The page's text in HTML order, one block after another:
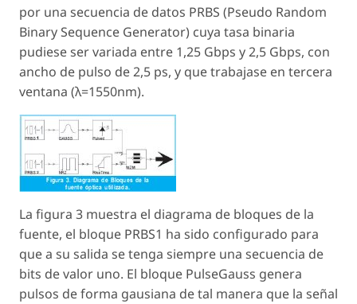
por una secuencia de datos PRBS (Pseudo Random
Binary Sequence Generator) cuya tasa binaria
pudiese ser variada entre 1,25 Gbps y 2,5 Gbps, con
ancho de pulso de 2,5 ps, y que trabajase en tercera
ventana (λ=1550nm).
La figura 3 muestra el diagrama de bloques de la
fuente, el bloque PRBS1 ha sido configurado para
que a su salida se tenga siempre una secuencia de
bits de valor uno. El bloque PulseGauss genera
pulsos de forma gausiana de tal manera que la señal